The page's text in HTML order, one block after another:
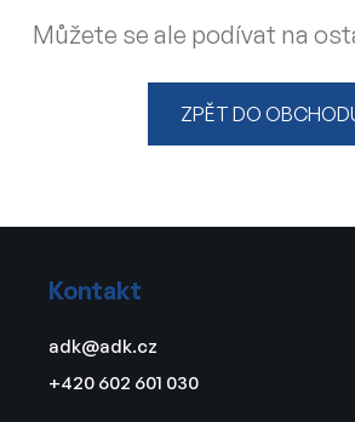
Můžete se ale podívat na
ZPĚT DO
Kontakt
adk@adk.cz
+420 602 601 030